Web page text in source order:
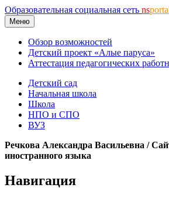
Образовательная социальная сеть ns
Меню
Обзор возможностей
Детский проект «Алые паруса»
Аттестация педагогических
Детский сад
Начальная школа
Школа
НПО и СПО
ВУЗ
Речкова Александра Васильевна /
иностранного языка
Навигация